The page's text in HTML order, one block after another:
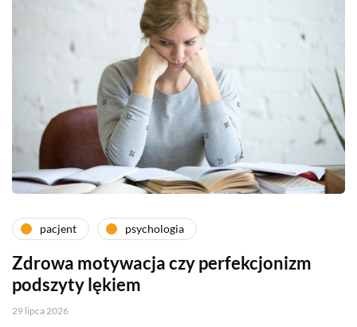
pacjent psychologia
Zdrowa motywacja czy perfekcjonizm
podszyty lękiem
29 lipca 2026